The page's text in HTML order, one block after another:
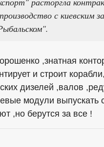
с киевским
,знатная
и строит
дизелей ,валов
модули выпускать
,но берутся за все !